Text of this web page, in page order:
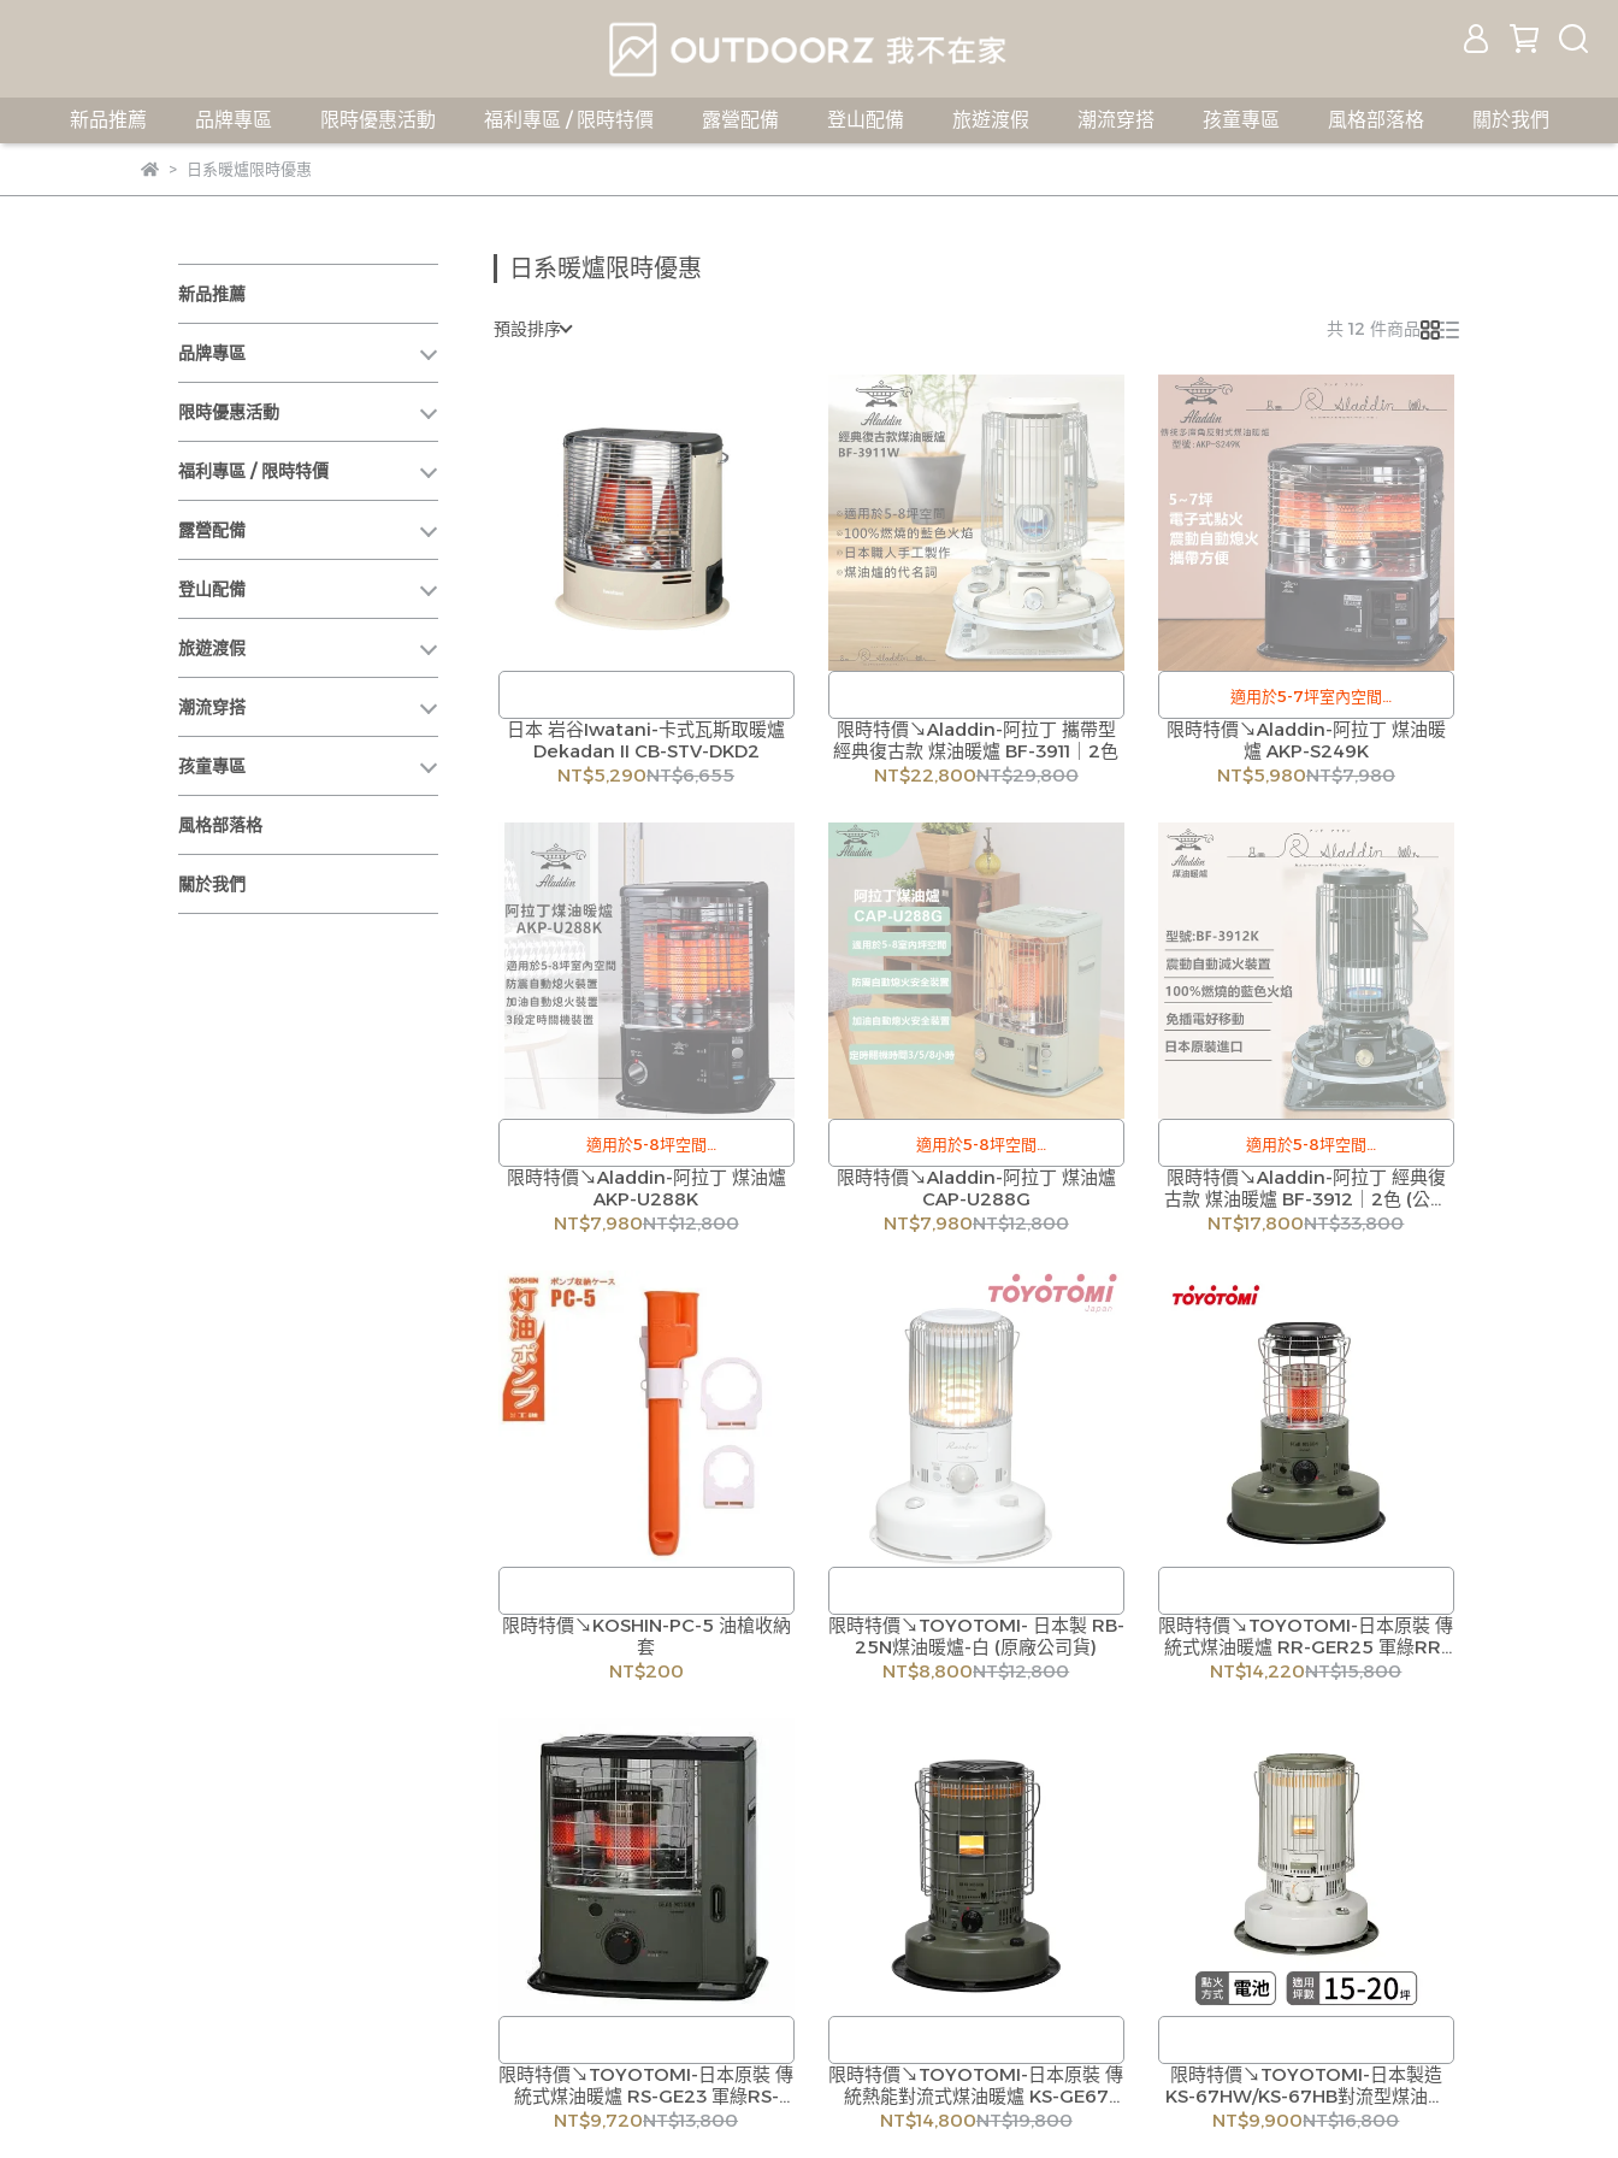
新品推薦 品牌專區 限時優惠活動 福利專區 / 限時特價 露營配備 登山配備 旅遊渡假 潮流穿搭 孩童專區 風格部落格 關於我們
日系暖爐限時優惠
新品推薦
品牌專區
限時優惠活動
福利專區 / 限時特價
露營配備
登山配備
旅遊渡假
潮流穿搭
孩童專區
風格部落格
關於我們
日系暖爐限時優惠
預設排序 共 12 件商品
/
訂購注意事項 :
商品流動性快且多個平台共用庫存，偶
有下單後缺貨情形，客服人員將立即與
您聯繫交期或更換商品，如無法出貨，
本公司將有權取消訂單，造成不便尚請
見諒。如遇庫存不足無法下單，亦歡迎
洽詢客服。
日本 岩谷Iwatani-卡式瓦斯取暖爐
Dekadan II CB-STV-DKD2
NT$5,290NT$6,655
訂購注意事項 :
商品流動性快且多個平台共用庫存，偶
有下單後缺貨情形，客服人員將立即與
您聯繫交期或更換商品，如無法出貨，
本公司將有權取消訂單，造成不便尚請
見諒。如遇庫存不足無法下單，亦歡迎
洽詢客服。
限時特價↘Aladdin-阿拉丁 攜帶型
經典復古款 煤油暖爐 BF-3911｜2色
NT$22,800NT$29,800
適用於5-7坪室內空間
/
訂購注意事項 :
商品流動性快且多個平台共用庫存，偶
您聯繫交期或更換商品，如無法出貨，
本公司將有權取消訂單，造成不便尚請
見諒。如遇庫存不足無法下單，亦歡迎
洽詢客服。
限時特價↘Aladdin-阿拉丁 煤油暖
爐 AKP-S249K
NT$5,980NT$7,980
適用於5-8坪空間
/
訂購注意事項 :
商品流動性快且多個平台共用庫存，偶
您聯繫交期或更換商品，如無法出貨，
本公司將有權取消訂單，造成不便尚請
見諒。如遇庫存不足無法下單，亦歡迎
洽詢客服。
限時特價↘Aladdin-阿拉丁 煤油爐
AKP-U288K
NT$7,980NT$12,800
適用於5-8坪空間
/
訂購注意事項 :
商品流動性快且多個平台共用庫存，偶
有下單後缺貨情形，客服人員將立即與
您聯繫交期或更換商品，如無法出貨，
本公司將有權取消訂單，造成不便尚請
見諒。如遇庫存不足無法下單，亦歡迎
洽詢客服。
限時特價↘Aladdin-阿拉丁 煤油爐
CAP-U288G
NT$7,980NT$12,800
適用於5-8坪空間
/
訂購注意事項 :
商品流動性快且多個平台共用庫存，偶
您聯繫交期或更換商品，如無法出貨，
本公司將有權取消訂單，造成不便尚請
見諒。如遇庫存不足無法下單，亦歡迎
洽詢客服。
限時特價↘Aladdin-阿拉丁 經典復
古款 煤油暖爐 BF-3912｜2色 (公司
貨)
NT$17,800NT$33,800
/
訂購注意事項 :
商品流動性快且多個平台共用庫存，偶
您聯繫交期或更換商品，如無法出貨，
本公司將有權取消訂單，造成不便尚請
見諒。如遇庫存不足無法下單，亦歡迎
洽詢客服。
限時特價↘KOSHIN-PC-5 油槍收納
套
NT$200
/
訂購注意事項 :
商品流動性快且多個平台共用庫存，偶
本公司將有權取消訂單，造成不便尚請
見諒。如遇庫存不足無法下單，亦歡迎
洽詢客服。
限時特價↘TOYOTOMI- 日本製 RB-
25N煤油暖爐-白 (原廠公司貨)
NT$8,800NT$12,800
/
訂購注意事項 :
商品流動性快且多個平台共用庫存，偶
您聯繫交期或更換商品，如無法出貨，
本公司將有權取消訂單，造成不便尚請
見諒。如遇庫存不足無法下單，亦歡迎
洽詢客服。
限時特價↘TOYOTOMI-日本原裝 傳
統式煤油暖爐 RR-GER25 軍綠RR-
GER25G/沙色RR-GER25T (原廠公
NT$14,220NT$15,800
/
訂購注意事項 :
商品流動性快且多個平台共用庫存，偶
限時特價↘TOYOTOMI-日本原裝 傳
統式煤油暖爐 RS-GE23 軍綠RS-
GE23G/沙色RS-GE23T (原廠公司
NT$9,720NT$13,800
/
訂購注意事項 :
商品流動性快且多個平台共用庫存，偶
限時特價↘TOYOTOMI-日本原裝 傳
統熱能對流式煤油暖爐 KS-GE67
KS-GE67G/KS-GE67T-(2色) (原廠
NT$14,800NT$19,800
/
訂購注意事項 :
商品流動性快且多個平台共用庫存，偶
限時特價↘TOYOTOMI-日本製造
KS-67HW/KS-67HB對流型煤油暖
爐-(2色) (原廠公司貨)
NT$9,900NT$16,800